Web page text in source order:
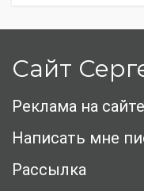
Сайт
Реклама на сайте
Написать мне
Рассылка